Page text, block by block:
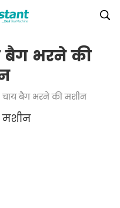
बैग भरने की
बैग भरने की मशीन
मशीन